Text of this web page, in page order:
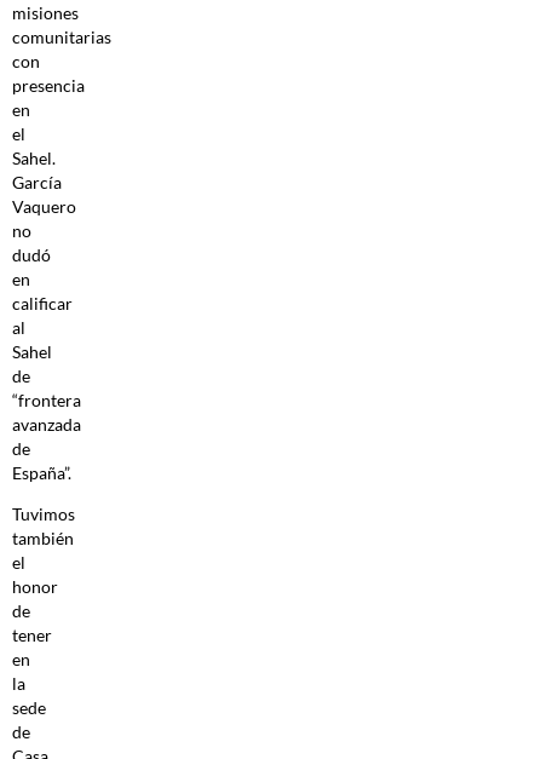
misiones
comunitarias
con
presencia
en
el
Sahel.
García
Vaquero
no
dudó
en
calificar
al
Sahel
de
“frontera
avanzada
de
España”.
Tuvimos
también
el
honor
de
tener
en
la
sede
de